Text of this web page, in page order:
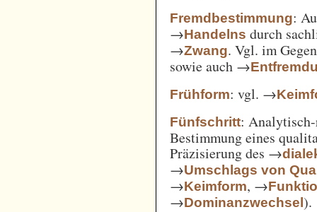
Fremdbestimmung:
→Handelns durch
→Zwang. Vgl. im
sowie auch →
Frühform: vgl. →
Fünfschritt:
Bestimmung eines
Präzisierung des →
→Umschlags von
→Keimform, →
→Dominanzwechsel).